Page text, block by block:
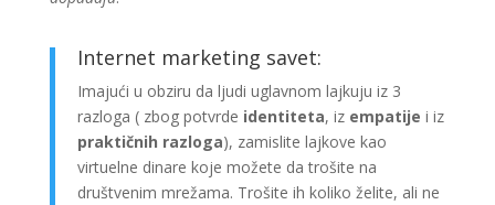
Internet marketing savet:
Imajući u obziru da ljudi uglavnom lajkuju iz 3
razloga ( zbog potvrde identiteta, iz empatije i iz
praktičnih razloga), zamislite lajkove kao
virtuelne dinare koje možete da trošite na
društvenim mrežama. Trošite ih koliko želite, ali ne